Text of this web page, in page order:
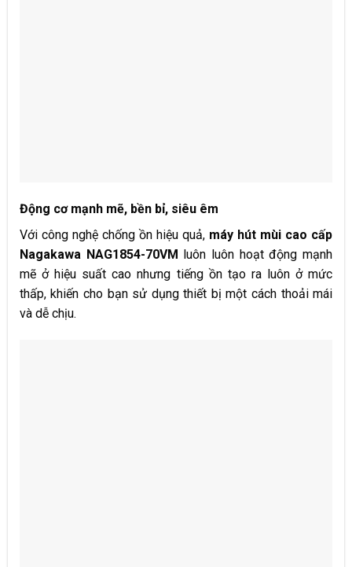
Động cơ mạnh mẽ, bền bỉ, siêu êm
Với công nghệ chống ồn hiệu quả, máy hút mùi cao cấp
Nagakawa NAG1854-70VM luôn luôn hoạt động mạnh
mẽ ở hiệu suất cao nhưng tiếng ồn tạo ra luôn ở mức
thấp, khiến cho bạn sử dụng thiết bị một cách thoải mái
và dễ chịu.